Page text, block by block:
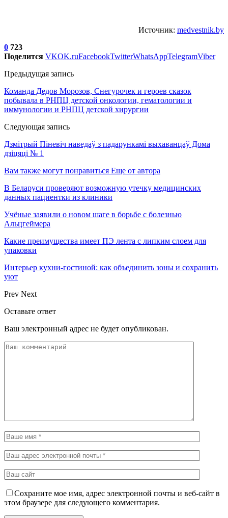
Источник: medvestnik.by
0 723
Поделится VKOK.ruFacebookTwitterWhatsAppTelegramViber
Предыдущая запись
Команда Дедов Морозов, Снегурочек и героев сказок
побывала в РНПЦ детской онкологии, гематологии и
иммунологии и РНПЦ детской хирургии
Следующая запись
Дзмітрый Піневіч наведаў з падарункамі выхаванцаў Дома
дзіцяці № 1
Вам также могут понравиться Еще от автора
В Беларуси проверяют возможную утечку медицинских
данных пациентки из клиники
Учёные заявили о новом шаге в борьбе с болезнью
Альцгеймера
Какие преимущества имеет ПЭ лента с липким слоем для
упаковки
Интерьер кухни-гостиной: как объединить зоны и сохранить
уют
Prev Next
Оставьте ответ
Ваш электронный адрес не будет опубликован.
Сохраните мое имя, адрес электронной почты и веб-сайт в
этом браузере для следующего комментария.